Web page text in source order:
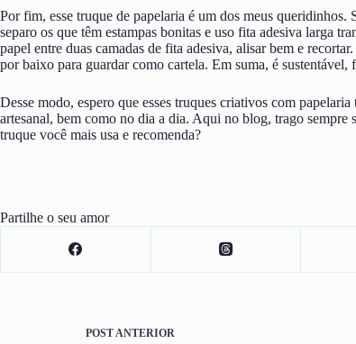
Por fim, esse truque de papelaria é um dos meus queridinhos.
separo os que têm estampas bonitas e uso fita adesiva larga
papel entre duas camadas de fita adesiva, alisar bem e
por baixo para guardar como cartela. Em suma, é
Desse modo, espero que esses truques criativos com
artesanal, bem como no dia a dia. Aqui no blog, trago
truque você mais usa e recomenda?
Partilhe o seu amor
POSTANTERIOR